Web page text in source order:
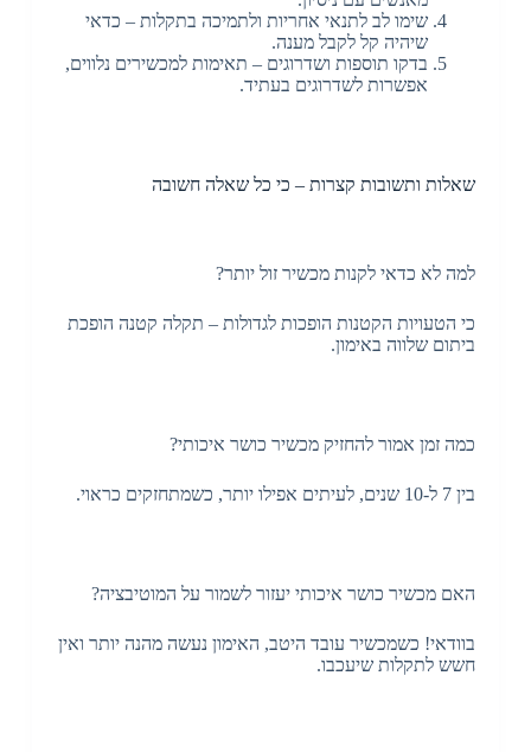
שימו לב לתנאי אחריות ולתמיכה בתקלות – כדאי
שיהיה קל לקבל מענה.
בדקו תוספות ושדרוגים – תאימות למכשירים נלווים,
אפשרות לשדרוגים בעתיד.
שאלות ותשובות קצרות – כי כל שאלה חשובה
למה לא כדאי לקנות מכשיר זול יותר?
כי הטעויות הקטנות הופכות לגדולות – תקלה קטנה הופכת
ביתום שלווה באימון.
כמה זמן אמור להחזיק מכשיר כושר איכותי?
בין 7 ל-10 שנים, לעיתים אפילו יותר, כשמתחזקים כראוי.
האם מכשיר כושר איכותי יעזור לשמור על המוטיבציה?
בוודאי! כשמכשיר עובד היטב, האימון נעשה מהנה יותר ואין
חשש לתקלות שיעכבו.